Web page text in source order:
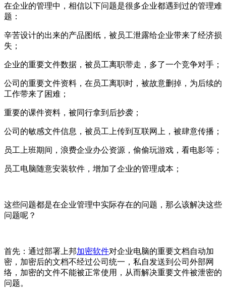
在企业的管理中，相信以下问题是很多企业都遇到过的管理难
题：
辛苦设计的出来的产品图纸，被员工泄露给企业带来了经济损
失；
企业的重要文件数据，被员工离职带走，多了一个竞争对手；
公司的重要文件资料，在员工离职时，被故意删掉，为后续的
工作带来了困难；
重要的课件资料，被同行拿到后抄袭；
公司的敏感文件信息，被员工上传到互联网上，被肆意传播；
员工上班期间，浪费企业办公资源，偷偷玩游戏，看电影等；
员工电脑随意安装软件，增加了企业的管理成本；
这些问题都是在企业管理中实际存在的问题，那么该解决这些
问题呢？
首先：通过部署上邦加密软件对企业电脑的重要文档自动加
密，加密后的文档不经过公司统一，私自发送到公司外部网
络，加密的文件不能被正常使用，从而解决重要文件被泄密的
问题。